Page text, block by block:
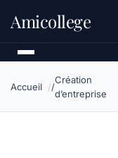
Amicollege
Accueil
Création
d’entreprise